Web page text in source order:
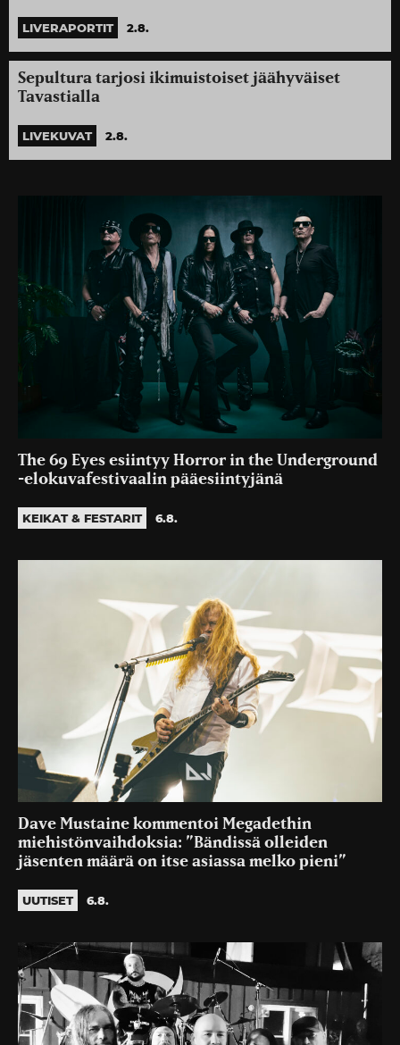
The 69 Eyes esiintyy Horror in the Underground
-elokuvafestivaalin pääesiintyjänä
KEIKAT & FESTARIT 6.8.
Dave Mustaine kommentoi Megadethin
miehistönvaihdoksia: ”Bändissä olleiden
jäsenten määrä on itse asiassa melko pieni”
UUTISET 6.8.
LIVERAPORTIT 2.8.
Sepultura tarjosi ikimuistoiset jäähyväiset
Tavastialla
LIVEKUVAT 2.8.